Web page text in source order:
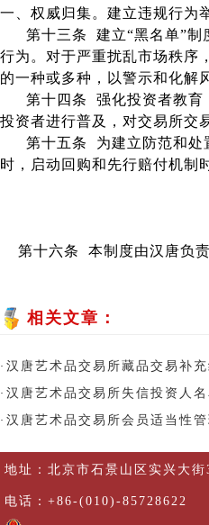
一、权威归集。建立违规行为
第十三条 建立“黑名单”制
行为。对于严重扰乱市场秩序
的一种或多种，以警示和化解
第十四条 强化投资者教育
投资者进行普及，对交易所交
第十五条 为建立防范和处
时，启动回购和先行赔付机制
第十六条 本制度由汉唐负责
相关文章：
· 汉唐艺术品交易所藏品交易补
· 汉唐艺术品交易所失信投资人
· 汉唐艺术品交易所会员适当性
地址：北京市石景山区实兴大街
电话：+86-(010)-85728622